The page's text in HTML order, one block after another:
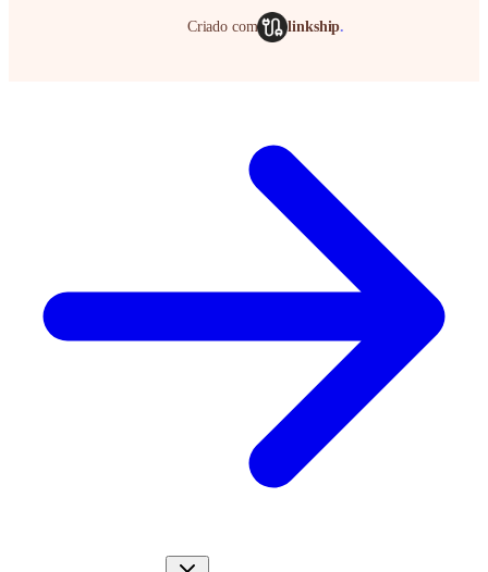
Criado com linkship.